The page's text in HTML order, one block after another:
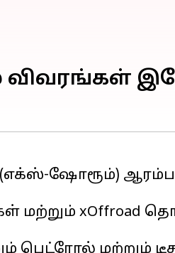
விவரங்கள்
(எக்ஸ்-ஷோரூம்)
மற்றும் xOffroad
பெட்ரோல் மற்றும்